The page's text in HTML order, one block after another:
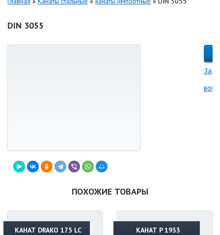
DIN 3055
ПОХОЖИЕ ТОВАРЫ
КАНАТ DRAKO 175 LC КАНАТ P 1933